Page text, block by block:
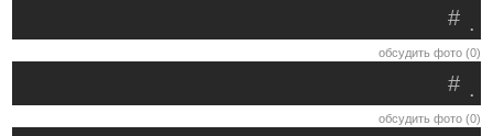
.
#
обсудить фото (0)
.
#
обсудить фото (0)